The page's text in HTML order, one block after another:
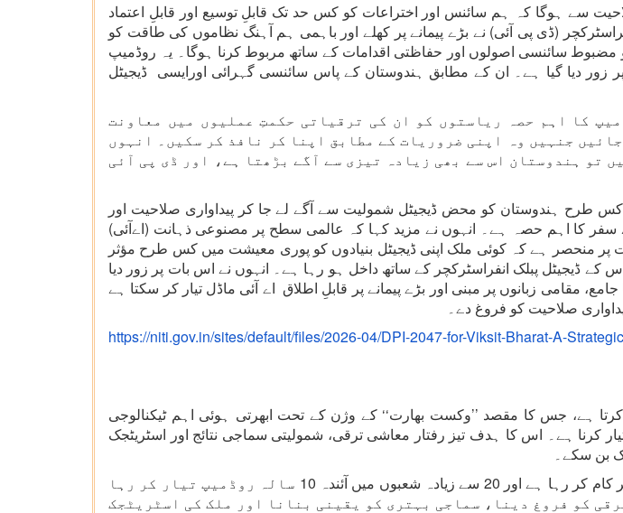
سے ہوگا کہ ہم سائنس اور اختراعات کو کس حد تک قابلِ توسیع اور قابلِ اعتماد
(ڈی پی آئی) نے بڑے پیمانے پر کھلے اور باہمی ہم آہنگ نظاموں کی طاقت کو
کو مضبوط سائنسی اصولوں اور حفاظتی اقدامات کے ساتھ مربوط کرنا ہوگا۔ یہ روڈمیپ
دیا گیا ہے۔ ان کے مطابق ہندوستان کے پاس سائنسی گہرائی اورایسی ڈیجیٹل
کا اہم حصہ ریاستوں کو ان کی ترقیاتی حکمتِ عملیوں میں معاونت
جنہیں وہ اپنی ضروریات کے مطابق اپنا کر نافذ کر سکیں۔ انہوں
تو ہندوستان اس سے بھی زیادہ تیزی سے آگے بڑھتا ہے، اور ڈی پی آئی
محترمہ دیب جانی گھوش نے کہا کہ یہ روڈمیپ واضح کرتا ہے کہ ڈی پی آئی2.0 کس طرح ہندوستان کو محض ڈیجیٹل شمولیت سے آگے لے جا کر پیداواری صلاحیت اور
مبنی ترقی کی طرف منتقل کر سکتا ہے، جو ’’وکست بھارت 2047‘‘ کے سفر کا اہم حصہ ہے۔ انہوں نے مزید کہا کہ عالمی سطح پر مصنوعی ذہانت (اےآئی)
منحصر ہے کہ کوئی ملک اپنی ڈیجیٹل بنیادوں کو پوری معیشت میں کس طرح مؤثر
کے ڈیجیٹل پبلک انفراسٹرکچر کے ساتھ داخل ہو رہا ہے۔ انہوں نے اس بات پر زور دیا
مقامی زبانوں پر مبنی اور بڑے پیمانے پر قابلِ اطلاق اے آئی ماڈل تیار کر سکتا ہے
صلاحیت کو فروغ دے۔
https://niti.gov.in/sites/default/files/2026-04/DPI-2047-for-Viksit-Bharat-A-
کرتا ہے، جس کا مقصد ’’وکست بھارت‘‘ کے وژن کے تحت ابھرتی ہوئی اہم ٹیکنالوجی
تیار کرنا ہے۔ اس کا ہدف تیز رفتار معاشی ترقی، شمولیتی سماجی نتائج اور اسٹریٹجک
بن سکے۔
یہ ہب حکومت، صنعت اور تعلیمی اداروں کے 100 سے زائد ماہرین کے ساتھ مل کر کام کر رہا ہے اور 20 سے زیادہ شعبوں میں آئندہ 10 سالہ روڈمیپ تیار کر رہا
کو فروغ دینا، سماجی بہتری کو یقینی بنانا اور ملک کی اسٹریٹجک